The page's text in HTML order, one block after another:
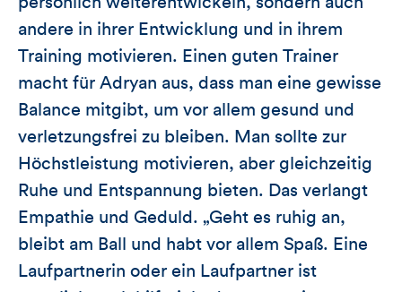
andere in ihrer Entwicklung und in ihrem
Training motivieren. Einen guten Trainer
macht für Adryan aus, dass man eine gewisse
Balance mitgibt, um vor allem gesund und
verletzungsfrei zu bleiben. Man sollte zur
Höchstleistung motivieren, aber gleichzeitig
Ruhe und Entspannung bieten. Das verlangt
Empathie und Geduld. „Geht es ruhig an,
bleibt am Ball und habt vor allem Spaß. Eine
Laufpartnerin oder ein Laufpartner ist